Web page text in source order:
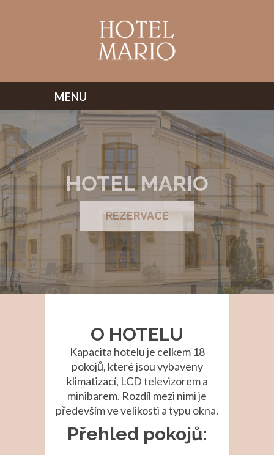
HOTEL MARIO
REZERVACE
O HOTELU
Kapacita hotelu je celkem 18
pokojů, které jsou vybaveny
klimatizací, LCD televizorem a
minibarem. Rozdíl mezi nimi je
především ve velikosti a typu okna.
Přehled pokojů: